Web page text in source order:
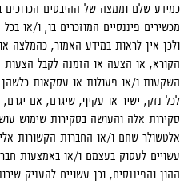
כמידע שלם וממצה של ההיבטים הכרוכים
מכשירים פיננסיים המוזכרים בו, ו/או
ולכן אין לראות במידע האמור, כהמלצה
הקורא, או הצעה או הזמנה לקבל הצעות
השקעות ו/או פעולות או עסקאות
לכל נזק, ישיר או עקיף, שיגרם, אם
סקירות אלה והעושה בסקירות שימוש
אלטשולר שחם ו/או החברות הקשורות
עשויים לעסוק בעצמם ו/או באמצעות
ההון והפיננסים, וכן עשויים להעניק